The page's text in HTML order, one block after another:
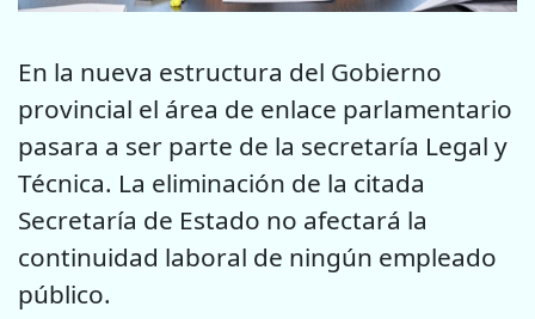
En la nueva estructura del Gobierno
provincial el área de enlace parlamentario
pasara a ser parte de la secretaría Legal y
Técnica. La eliminación de la citada
Secretaría de Estado no afectará la
continuidad laboral de ningún empleado
público.